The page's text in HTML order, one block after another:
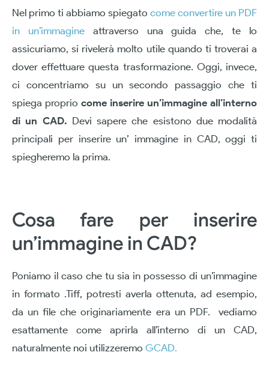
Nel primo ti abbiamo spiegato come convertire un PDF
in un’immagineattraverso una guida che, te lo
assicuriamo, si rivelerà molto utile quando ti troverai a
dover effettuare questa trasformazione. Oggi, invece,
ci concentriamo su un secondo passaggio che ti
spiega proprio come inserire un’immagine all’interno
di un CAD. Devi sapere che esistono due modalità
principali per inserire un’ immagine in CAD, oggi ti
spiegheremo la prima.
Cosa fare per inserire
un’immagine in CAD?
Poniamo il caso che tu sia in possesso di un’immagine
in formato .Tiff, potresti averla ottenuta, ad esempio,
da un file che originariamente era un PDF. vediamo
esattamente come aprirla all’interno di un CAD,
naturalmente noi utilizzeremo GCAD.